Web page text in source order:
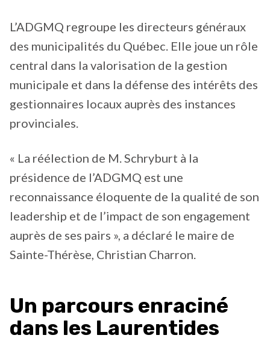
L’ADGMQ regroupe les directeurs généraux
des municipalités du Québec. Elle joue un rôle
central dans la valorisation de la gestion
municipale et dans la défense des intérêts des
gestionnaires locaux auprès des instances
provinciales.
« La réélection de M. Schryburt à la
présidence de l’ADGMQ est une
reconnaissance éloquente de la qualité de son
leadership et de l’impact de son engagement
auprès de ses pairs », a déclaré le maire de
Sainte-Thérèse, Christian Charron.
Un parcours enraciné
dans les Laurentides